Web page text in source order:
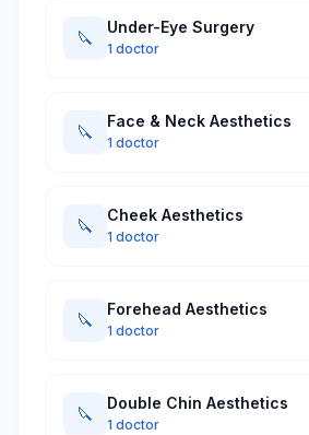
🔪
Under-Eye Surgery
1 doctor
🔪
Face & Neck Aesthetics
1 doctor
🔪
Cheek Aesthetics
1 doctor
🔪
Forehead Aesthetics
1 doctor
🔪
Double Chin Aesthetics
1 doctor